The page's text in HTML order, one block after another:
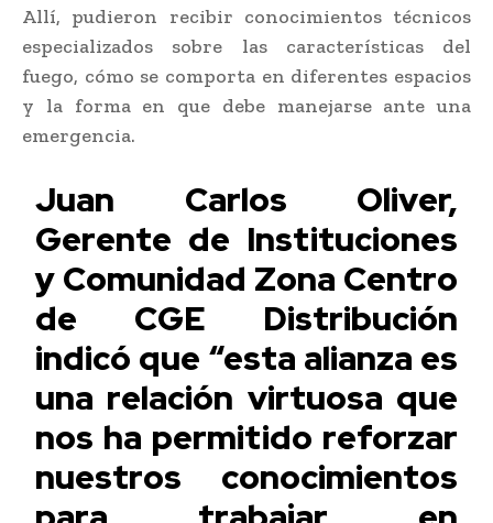
Allí, pudieron recibir conocimientos técnicos
especializados sobre las características del
fuego, cómo se comporta en diferentes espacios
y la forma en que debe manejarse ante una
emergencia.
Juan Carlos Oliver,
Gerente de Instituciones
y Comunidad Zona Centro
de CGE Distribución
indicó que “esta alianza es
una relación virtuosa que
nos ha permitido reforzar
nuestros conocimientos